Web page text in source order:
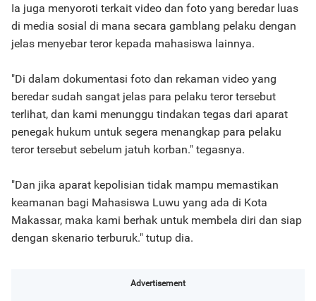
Ia juga menyoroti terkait video dan foto yang beredar luas
di media sosial di mana secara gamblang pelaku dengan
jelas menyebar teror kepada mahasiswa lainnya.
"Di dalam dokumentasi foto dan rekaman video yang
beredar sudah sangat jelas para pelaku teror tersebut
terlihat, dan kami menunggu tindakan tegas dari aparat
penegak hukum untuk segera menangkap para pelaku
teror tersebut sebelum jatuh korban." tegasnya.
"Dan jika aparat kepolisian tidak mampu memastikan
keamanan bagi Mahasiswa Luwu yang ada di Kota
Makassar, maka kami berhak untuk membela diri dan siap
dengan skenario terburuk." tutup dia.
Advertisement